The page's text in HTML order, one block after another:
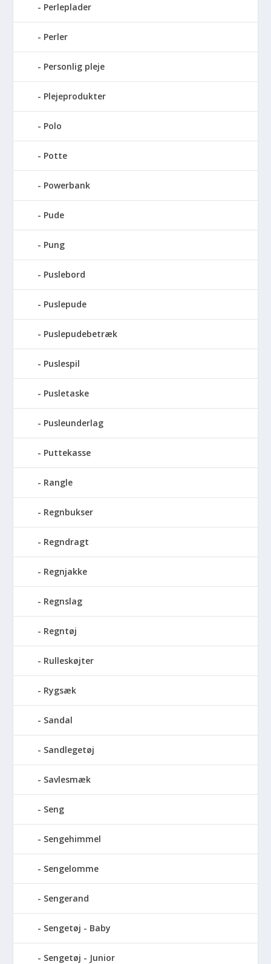
Perleplader
Perler
Personlig pleje
Plejeprodukter
Polo
Potte
Powerbank
Pude
Pung
Puslebord
Puslepude
Puslepudebetræk
Puslespil
Pusletaske
Pusleunderlag
Puttekasse
Rangle
Regnbukser
Regndragt
Regnjakke
Regnslag
Regntøj
Rulleskøjter
Rygsæk
Sandal
Sandlegetøj
Savlesmæk
Seng
Sengehimmel
Sengelomme
Sengerand
Sengetøj - Baby
Sengetøj - Junior